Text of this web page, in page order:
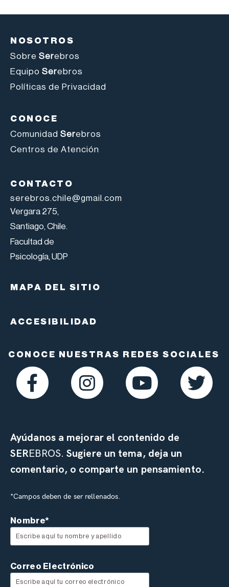
NOSOTROS
Sobre Serebros
Equipo Serebros
Políticas de Privacidad
CONOCE
Comunidad Serebros
Centros de Atención
CONTACTO
serebros.chile@gmail.com
Vergara 275,
Santiago, Chile.
Facultad de
Psicología, UDP
MAPA DEL SITIO
ACCESIBILIDAD
CONOCE NUESTRAS REDES SOCIALES
Ayúdanos a mejorar el contenido de
SEREBROS.Sugiere un tema, deja un
comentario, o comparte un pensamiento.
*Campos deben de ser rellenados.
Nombre*
Correo Electrónico